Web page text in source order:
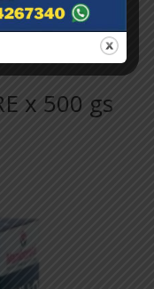
x 500 gs